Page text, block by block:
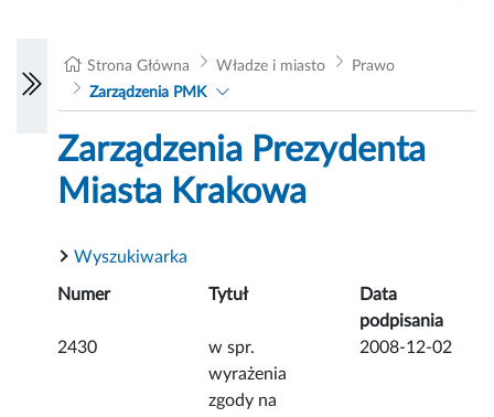
Strona Główna Władze i miasto
Prawo
Zarządzenia PMK
Zarządzenia Prezydenta
Miasta Krakowa
Wyszukiwarka
Numer Tytuł
Data
podpisania
2430
w spr.
wyrażenia
zgody na
2008-12-02